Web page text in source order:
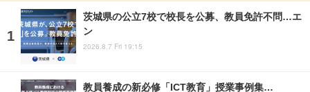
茨城県の公立7校で校長を公募、教員免許不問…エ
ン
2026.8.7 Fri 19:15
教員養成の新必修「ICT教育」授業事例集…